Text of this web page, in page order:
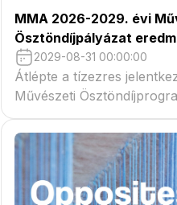
MMA 2026-2029. évi
Ösztöndíjpályázat
2029-08-31 00:00:00
Átlépte a tízezres
Művészeti
tartaléklistás pályázók
a csatolmányban